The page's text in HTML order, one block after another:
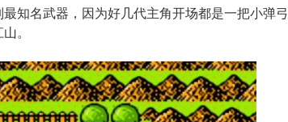
知名武器，因为好几代主角开场都是一把小弹弓
。